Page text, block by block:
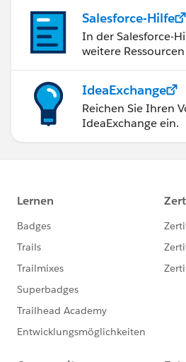
Mykhailo Vdovychenko
Bringing Cloud Excellence with
Salesforce-Hilfe
In der Salesforce-
weitere
IdeaExchange
Reichen Sie Ihren
IdeaExchange ein.